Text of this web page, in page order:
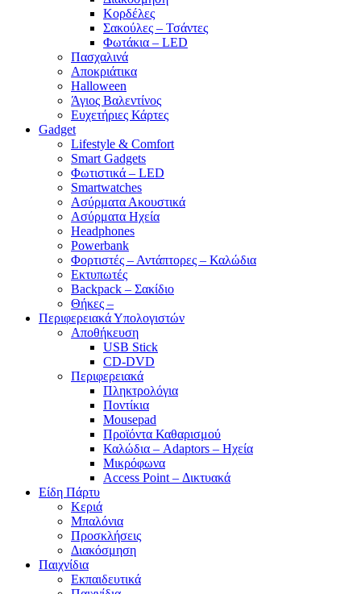
Κορδέλες
Σακούλες – Τσάντες
Φωτάκια – LED
Πασχαλινά
Αποκριάτικα
Halloween
Άγιος Βαλεντίνος
Ευχετήριες Κάρτες
Gadget
Lifestyle & Comfort
Smart Gadgets
Φωτιστικά – LED
Smartwatches
Ασύρματα Ακουστικά
Ασύρματα Ηχεία
Headphones
Powerbank
Φορτιστές – Αντάπτορες – Καλώδια
Εκτυπωτές
Backpack – Σακίδιο
Θήκες –
Περιφερειακά Υπολογιστών
Αποθήκευση
USB Stick
CD-DVD
Περιφερειακά
Πληκτρολόγια
Ποντίκια
Mousepad
Προϊόντα Καθαρισμού
Καλώδια – Adaptors – Ηχεία
Μικρόφωνα
Access Point – Δικτυακά
Είδη Πάρτυ
Κεριά
Μπαλόνια
Προσκλήσεις
Διακόσμηση
Παιχνίδια
Εκπαιδευτικά